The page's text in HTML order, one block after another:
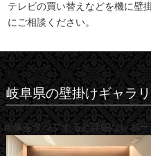
テレビの買い替えなどを機に壁
にご相談ください。
岐阜県の壁掛けギャラ
画像をタップすると詳細なレポ